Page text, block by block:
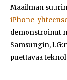
Maailman
iPhone-
demonstroinut
Samsungin,
puettavaa